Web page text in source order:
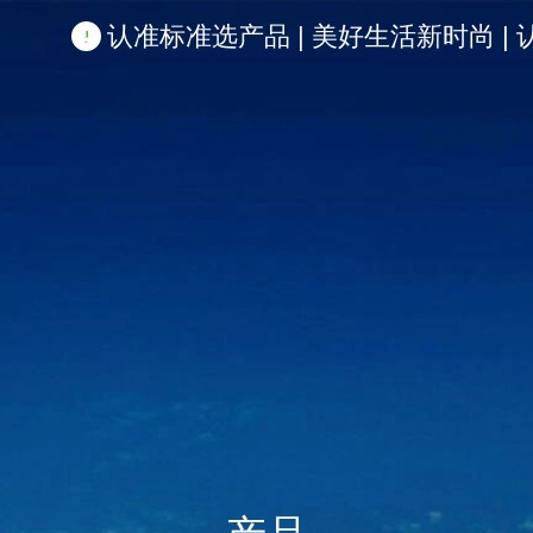
认准标准选产品 | 美好生活新时尚 |